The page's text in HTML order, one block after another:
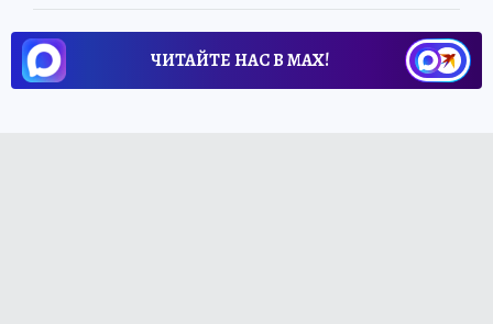
ЧИТАЙТЕ НАС В МАХ!